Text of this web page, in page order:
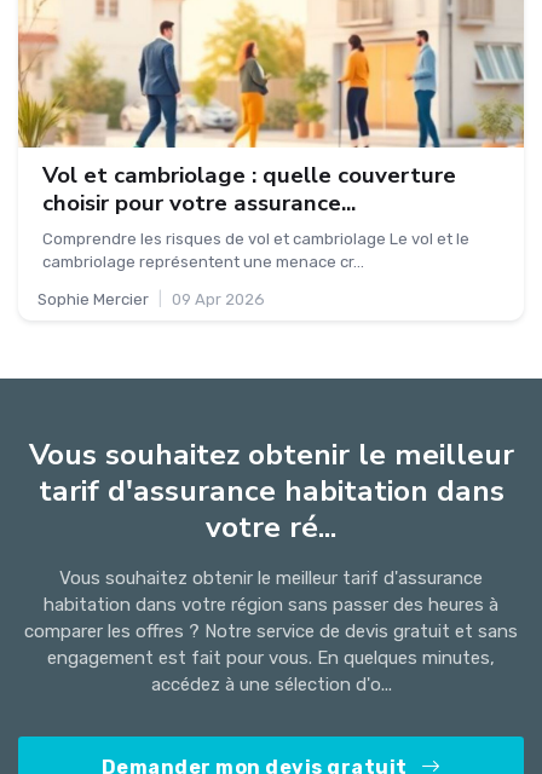
Vol et cambriolage : quelle couverture
choisir pour votre assurance...
Comprendre les risques de vol et cambriolage Le vol et le
cambriolage représentent une menace cr...
Sophie Mercier 09 Apr 2026
Vous souhaitez obtenir le meilleur
tarif d'assurance habitation dans
votre ré...
Vous souhaitez obtenir le meilleur tarif d'assurance
habitation dans votre région sans passer des heures à
comparer les offres ? Notre service de devis gratuit et sans
engagement est fait pour vous. En quelques minutes,
accédez à une sélection d'o...
Demander mon devis gratuit